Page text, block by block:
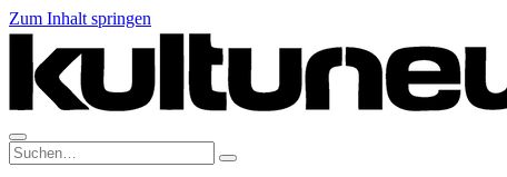
Zum Inhalt springen
Suche: